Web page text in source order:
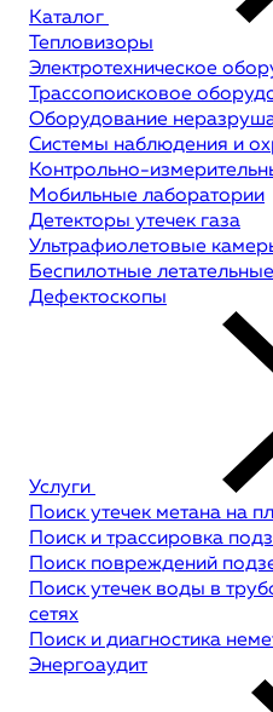
Каталог
Тепловизоры
Электротехническое
Трассопоисковое
Оборудование
Системы наблюдения и
Контрольно-
Мобильные лаборатории
Детекторы утечек газа
Ультрафиолетовые
Беспилотные
Дефектоскопы
Услуги
Поиск утечек метана на
Поиск и трассировка
Поиск повреждений
Поиск утечек воды в
сетях
Поиск и диагностика
Энергоаудит